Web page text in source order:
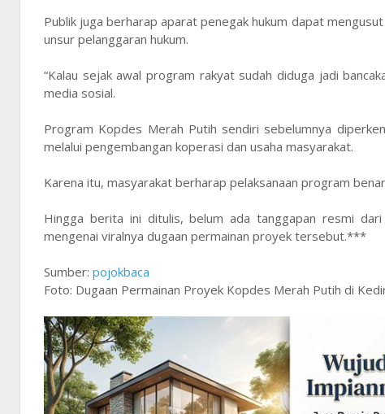
Publik juga berharap aparat penegak hukum dapat
unsur pelanggaran hukum.
“Kalau sejak awal program rakyat sudah diduga jadi
media sosial.
Program Kopdes Merah Putih sendiri sebelumnya
melalui pengembangan koperasi dan usaha masyarakat.
Karena itu, masyarakat berharap pelaksanaan program
Hingga berita ini ditulis, belum ada tanggapan resmi
mengenai viralnya dugaan permainan proyek tersebut.***
Sumber: pojokbaca
Foto: Dugaan Permainan Proyek Kopdes Merah Putih di